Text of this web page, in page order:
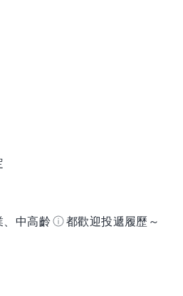
、中高齡 都歡迎投遞履歷～